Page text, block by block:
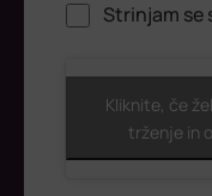
Strinjam se
ReCaptcha
Kliknite, če
trženje in